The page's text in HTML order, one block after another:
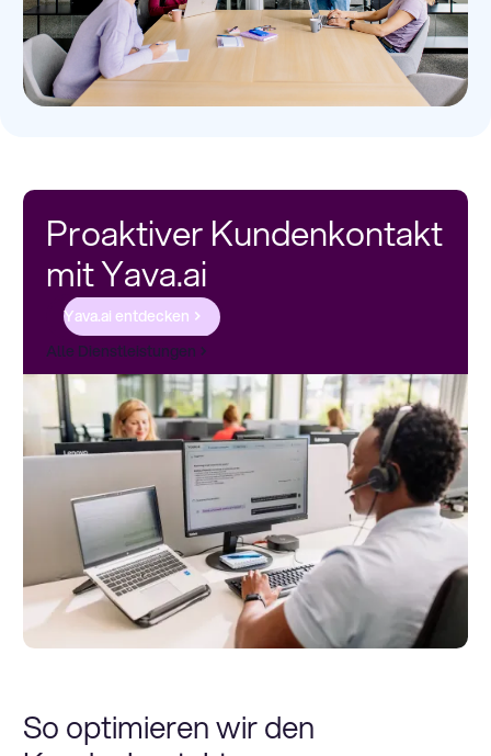
Proaktiver Kundenkontakt
mit Yava.ai
Yava.ai entdecken
Alle Dienstleistungen
So optimieren wir den